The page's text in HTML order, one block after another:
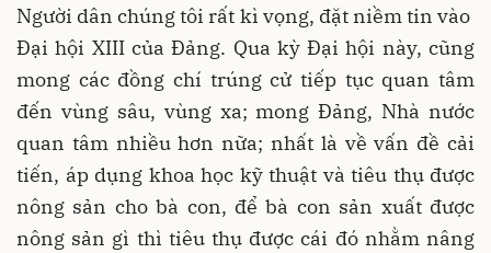
Người dân chúng tôi rất kì vọng, đặt niềm tin vào
Đại hội XIII của Đảng. Qua kỳ Đại hội này, cũng
mong các đồng chí trúng cử tiếp tục quan tâm
đến vùng sâu, vùng xa; mong Đảng, Nhà nước
quan tâm nhiều hơn nữa; nhất là về vấn đề cải
tiến, áp dụng khoa học kỹ thuật và tiêu thụ được
nông sản cho bà con, để bà con sản xuất được
nông sản gì thì tiêu thụ được cái đó nhằm nâng